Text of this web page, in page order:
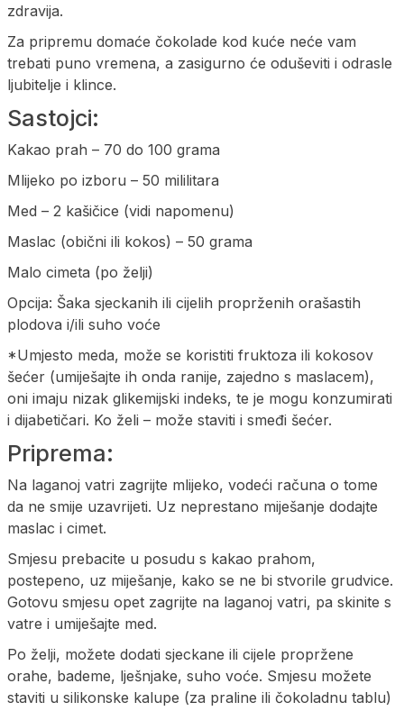
zdravija.
Za pripremu domaće čokolade kod kuće neće vam
trebati puno vremena, a zasigurno će oduševiti i odrasle
ljubitelje i klince.
Sastojci:
Kakao prah – 70 do 100 grama
Mlijeko po izboru – 50 mililitara
Med – 2 kašičice (vidi napomenu)
Maslac (obični ili kokos) – 50 grama
Malo cimeta (po želji)
Opcija: Šaka sjeckanih ili cijelih proprženih orašastih
plodova i/ili suho voće
*Umjesto meda, može se koristiti fruktoza ili kokosov
šećer (umiješajte ih onda ranije, zajedno s maslacem),
oni imaju nizak glikemijski indeks, te je mogu konzumirati
i dijabetičari. Ko želi – može staviti i smeđi šećer.
Priprema:
Na laganoj vatri zagrijte mlijeko, vodeći računa o tome
da ne smije uzavrijeti. Uz neprestano miješanje dodajte
maslac i cimet.
Smjesu prebacite u posudu s kakao prahom,
postepeno, uz miješanje, kako se ne bi stvorile grudvice.
Gotovu smjesu opet zagrijte na laganoj vatri, pa skinite s
vatre i umiješajte med.
Po želji, možete dodati sjeckane ili cijele propržene
orahe, bademe, lješnjake, suho voće. Smjesu možete
staviti u silikonske kalupe (za praline ili čokoladnu tablu)